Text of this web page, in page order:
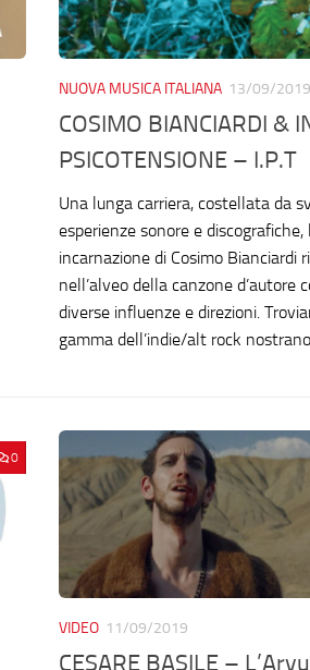
NUOVA MUSICA ITALIANA 13/09/2019
COSIMO BIANCIARDI &
PSICOTENSIONE – I.P.T
Una lunga carriera, costellata da
esperienze sonore e discografiche,
incarnazione di Cosimo Bianciardi
nell’alveo della canzone d’autore
diverse influenze e direzioni.
gamma dell’indie/alt rock nostrano,
0
VIDEO 11/09/2019
CESARE BASILE –